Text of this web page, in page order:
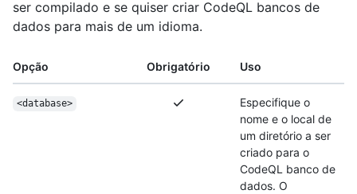
ser compilado e se quiser criar CodeQL bancos de
dados para mais de um idioma.
Opção Obrigatório Uso
<database>
Especifique o
nome e o local de
um diretório a ser
criado para o
CodeQL banco de
dados. O